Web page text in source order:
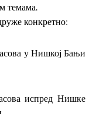
темама.
конкретно:
у Нишкој Бањи
испред Нишке